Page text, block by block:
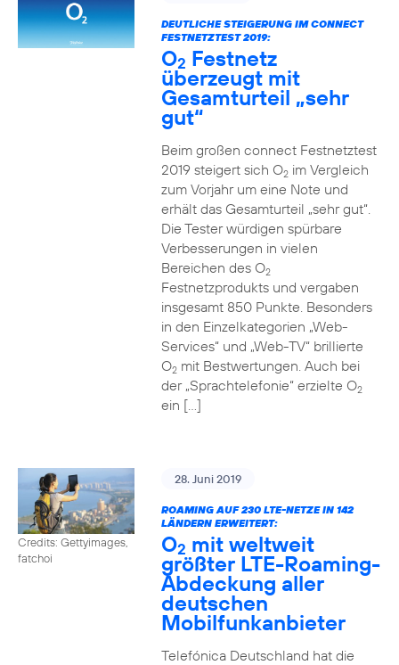
DEUTLICHE STEIGERUNG IM CONNECT
FESTNETZTEST 2019:
O2 Festnetz
überzeugt mit
Gesamturteil „sehr
gut“
Beim großen connect Festnetztest
2019 steigert sich O2im Vergleich
zum Vorjahr um eine Note und
erhält das Gesamturteil „sehr gut“.
Die Tester würdigen spürbare
Verbesserungen in vielen
Bereichen des O2
Festnetzprodukts und vergaben
insgesamt 850 Punkte. Besonders
in den Einzelkategorien „Web-
Services“ und „Web-TV“ brillierte
O2mit Bestwertungen. Auch bei
der „Sprachtelefonie“ erzielte O2
ein […]
Credits: Gettyimages,
fatchoi
28. Juni 2019
ROAMING AUF 230 LTE-NETZE IN 142
LÄNDERN ERWEITERT:
O2 mit weltweit
größter LTE-Roaming-
Abdeckung aller
deutschen
Mobilfunkanbieter
Telefónica Deutschland hat die